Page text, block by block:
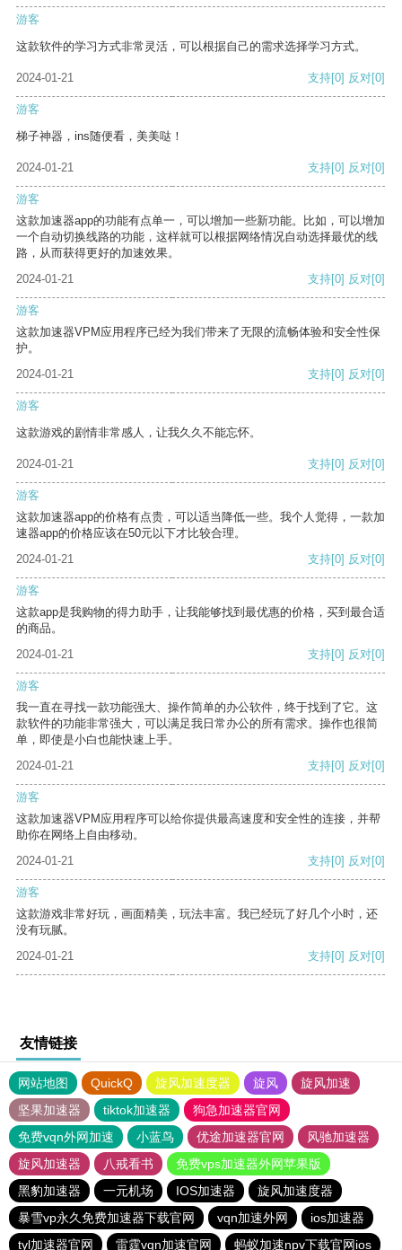
游客
这款软件的学习方式非常灵活，可以根据自己的需求选择学习方式。
2024-01-21 支持[0] 反对[0]
游客
梯子神器，ins随便看，美美哒！
2024-01-21 支持[0] 反对[0]
游客
这款加速器app的功能有点单一，可以增加一些新功能。比如，可以增加
一个自动切换线路的功能，这样就可以根据网络情况自动选择最优的线
路，从而获得更好的加速效果。
2024-01-21
支持[0] 反对[0]
游客
这款加速器VPM应用程序已经为我们带来了无限的流畅体验和安全性保
护。
2024-01-21
支持[0] 反对[0]
游客
这款游戏的剧情非常感人，让我久久不能忘怀。
2024-01-21 支持[0] 反对[0]
游客
这款加速器app的价格有点贵，可以适当降低一些。我个人觉得，一款加
速器app的价格应该在50元以下才比较合理。
2024-01-21
支持[0] 反对[0]
游客
这款app是我购物的得力助手，让我能够找到最优惠的价格，买到最合适
的商品。
2024-01-21
支持[0] 反对[0]
游客
我一直在寻找一款功能强大、操作简单的办公软件，终于找到了它。这
款软件的功能非常强大，可以满足我日常办公的所有需求。操作也很简
单，即使是小白也能快速上手。
2024-01-21
支持[0] 反对[0]
游客
这款加速器VPM应用程序可以给你提供最高速度和安全性的连接，并帮
助你在网络上自由移动。
2024-01-21
支持[0] 反对[0]
游客
这款游戏非常好玩，画面精美，玩法丰富。我已经玩了好几个小时，还
没有玩腻。
2024-01-21
支持[0] 反对[0]
友情链接
网站地图 QuickQ 旋风加速度器 旋风
旋风加速
坚果加速器
tiktok加速器
狗急加速器官网
免费vqn外网加速
小蓝鸟 优途加速器官网
风驰加速器
旋风加速器
八戒看书
免费vps加速器外网苹果版
黑豹加速器
一元机场 IOS加速器
旋风加速度器
暴雪vp永久免费加速器下载官网
vqn加速外网
ios加速器
tyl加速器官网
雷霆vqn加速官网 蚂蚁加速npv下载官网ios